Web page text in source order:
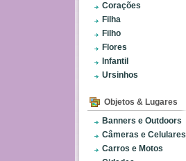
Corações
Filha
Filho
Flores
Infantil
Ursinhos
Objetos & Lugares
Banners e Outdoors
Câmeras e Celulares
Carros e Motos